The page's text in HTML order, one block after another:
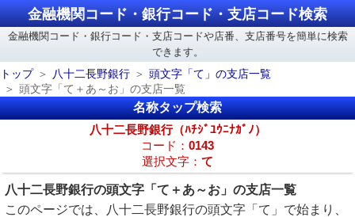
金融機関コード・銀行コード・支店コード検索
金融機関コード・銀行コード・支店コードや店番、支店番号を簡単に検索
できます。
トップ
八十二長野銀行
頭文字「て」の支店一覧
頭文字「て＋あ～お」の支店一覧
名称タップ検索
八十二長野銀行（ﾊﾁｼﾞﾕｳﾆﾅｶﾞﾉ）
コード： 0143
選択文字： て
八十二長野銀行の頭文字「て＋あ～お」の支店一覧
このページでは、八十二長野銀行の頭文字「て」で始まり、